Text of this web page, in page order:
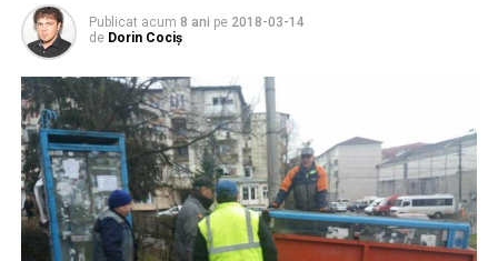
Publicat acum 8 ani pe 2018-03-14
de Dorin Cociș